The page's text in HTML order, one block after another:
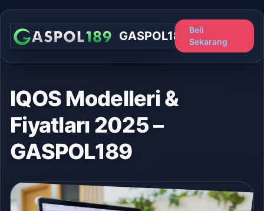
GASPOL189
Beli
Sekarang
IQOS Modelleri &
Fiyatları 2025 –
GASPOL189